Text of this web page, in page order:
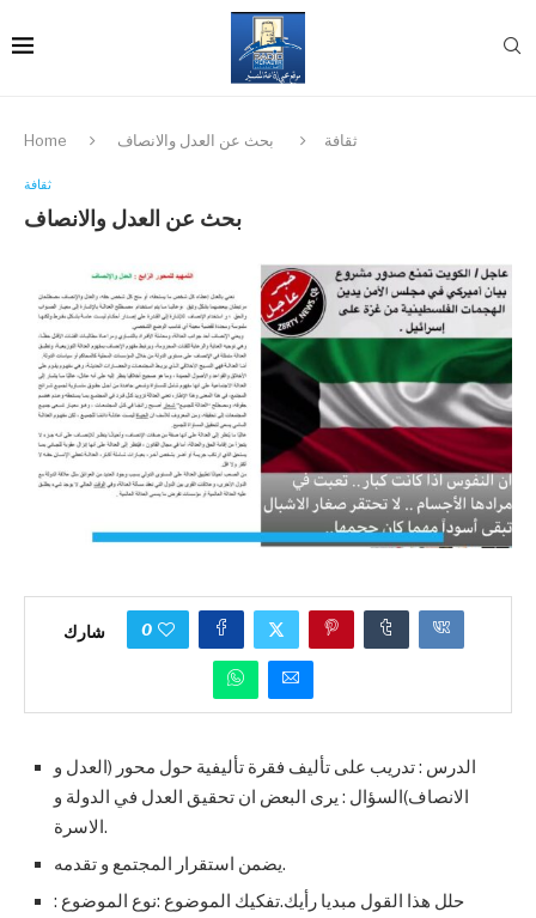
Home ثقافة بحث عن العدل والانصاف
ثقافة
بحث عن العدل والانصاف
شارك 0
الدرس : تدريب على تأليف فقرة تأليفية حول محور (العدل و
الانصاف)السؤال : يرى البعض ان تحقيق العدل في الدولة و
الاسرة.
يضمن استقرار المجتمع و تقدمه.
حلل هذا القول مبديا رأيك.تفكيك الموضوع :نوع الموضوع :